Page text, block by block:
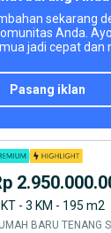
sekarang
Anda.
jadi cepat dan
pasang iklan
- 3 KM - 195 m2